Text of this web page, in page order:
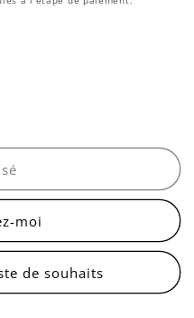
moi
de souhaits